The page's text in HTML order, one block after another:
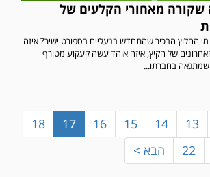
שקורה מאחורי הקלעים של
החלוץ הבכיר שהתחדש בנעליים בספורט ישיר? איזה
של הקיץ, איזה אוהד עשה קעקוע מטורף
שמתגאה בחברתו...
13
14
15
16
17
18
22 הבא >
יום ה' ניצחה קרית מלאכי את עירוני אשדוד 5-0.